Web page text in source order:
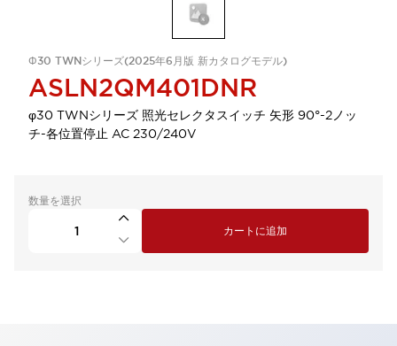
Φ30 TWNシリーズ(2025年6月版 新カタログモデル)
ASLN2QM401DNR
φ30 TWNシリーズ 照光セレクタスイッチ 矢形 90°-2ノッ
チ-各位置停止 AC 230/240V
数量を選択
カートに追加